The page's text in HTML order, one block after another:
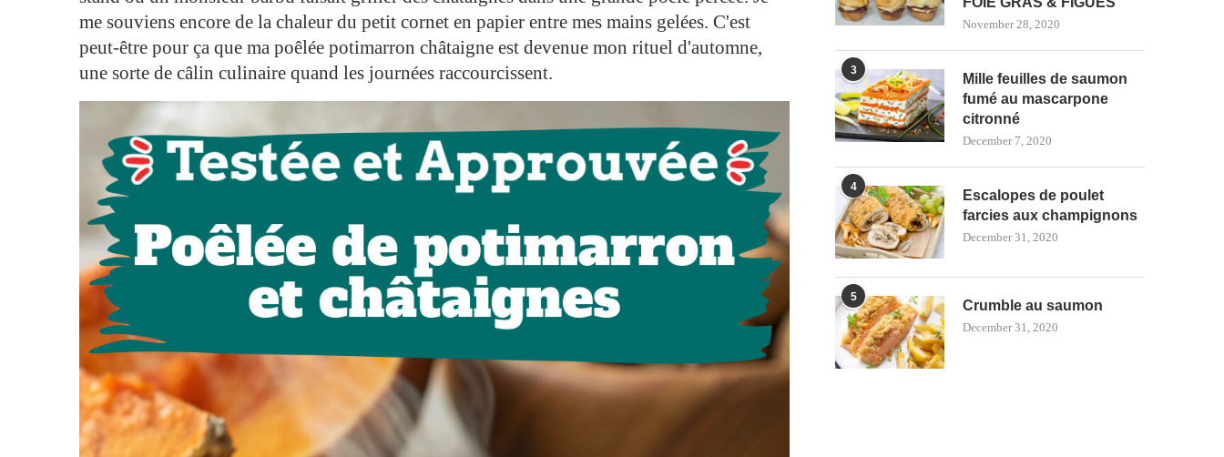
me souviens encore de la chaleur du petit cornet en papier entre mes mains gelées. C'est
peut-être pour ça que ma poêlée potimarron châtaigne est devenue mon rituel d'automne,
une sorte de câlin culinaire quand les journées raccourcissent.
November 28, 2020
3
Mille feuilles de saumon
fumé au mascarpone
citronné
December 7, 2020
4
Escalopes de poulet
farcies aux champignons
December 31, 2020
5
Crumble au saumon
December 31, 2020